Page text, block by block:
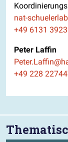
E-Mail
nat-
Telefon
+49 6131
Peter Laffin
E-Mail
Telefon
+49 228